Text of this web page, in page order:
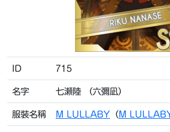
ID 715
名字 七瀬陸 （六彌凪）
服裝名稱 M LULLABY （ M